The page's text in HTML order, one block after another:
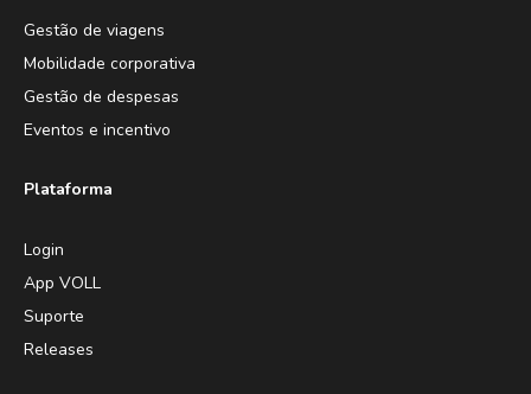
Gestão de viagens
Mobilidade corporativa
Gestão de despesas
Eventos e incentivo
Plataforma
Login
App VOLL
Suporte
Releases